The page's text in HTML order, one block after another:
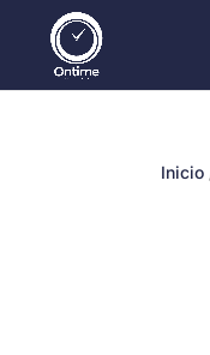
Inicio